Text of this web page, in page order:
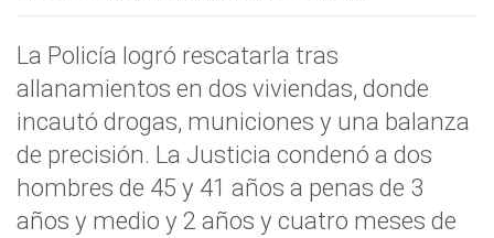
La Policía logró rescatarla tras
allanamientos en dos viviendas, donde
incautó drogas, municiones y una balanza
de precisión. La Justicia condenó a dos
hombres de 45 y 41 años a penas de 3
años y medio y 2 años y cuatro meses de